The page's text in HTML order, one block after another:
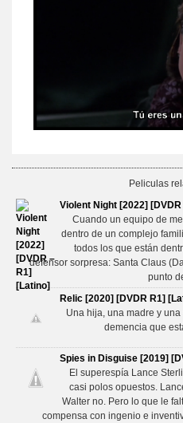
Peliculas
Violent Night [2022]
Cuando un equipo de
dentro de un complejo
todos los que están
defensor sorpresa: Santa Claus
punto
Relic [2020] [DVDR R1]
Una hija, una madre y
demencia que
Spies in Disguise [2019]
El superespía Lance
casi polos opuestos.
Walter no. Pero lo que le
compensa con ingenio e